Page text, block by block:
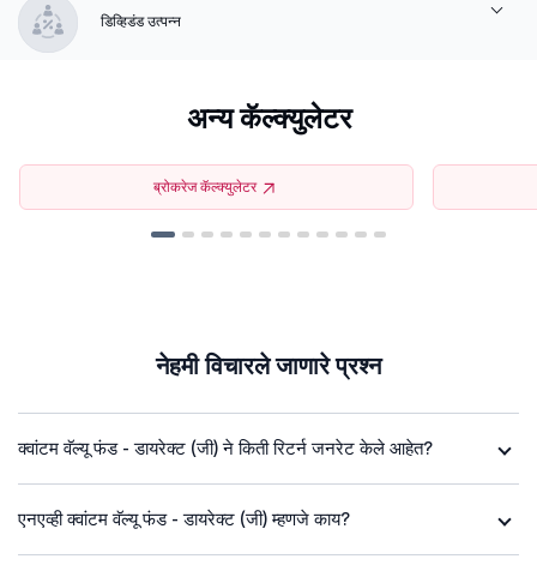
डिव्हिडंड उत्पन्न
अन्य कॅल्क्युलेटर
ब्रोकरेज कॅल्क्युलेटर
नेहमी विचारले जाणारे प्रश्न
क्वांटम वॅल्यू फंड - डायरेक्ट (जी) ने किती रिटर्न जनरेट केले आहेत?
एनएव्ही क्वांटम वॅल्यू फंड - डायरेक्ट (जी) म्हणजे काय?